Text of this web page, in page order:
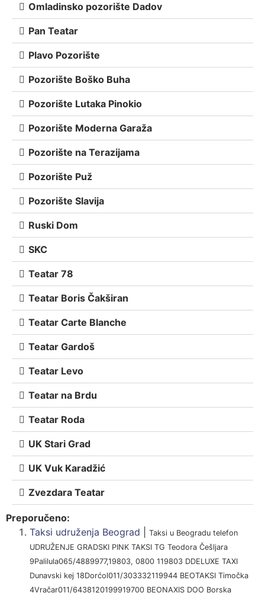
Omladinsko pozorište Dadov
Pan Teatar
Plavo Pozorište
Pozorište Boško Buha
Pozorište Lutaka Pinokio
Pozorište Moderna Garaža
Pozorište na Terazijama
Pozorište Puž
Pozorište Slavija
Ruski Dom
SKC
Teatar 78
Teatar Boris Čakširan
Teatar Carte Blanche
Teatar Gardoš
Teatar Levo
Teatar na Brdu
Teatar Roda
UK Stari Grad
UK Vuk Karadžić
Zvezdara Teatar
Preporučeno:
Taksi udruženja Beograd
Taksi u Beogradu telefon
UDRUŽENJE GRADSKI PINK TAKSI TG Teodora Češljara
9Palilula065/4889977,19803, 0800 119803 DDELUXE TAXI
Dunavski kej 18Dorćol011/303332119944 BEOTAKSI Timočka
4Vračar011/6438120199919700 BEONAXIS DOO Borska